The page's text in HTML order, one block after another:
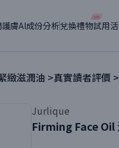
膚AI成份分析兌換禮物試用
緻滋潤油 >真實讀者評價 >
Jurlique
Firming Face Oil